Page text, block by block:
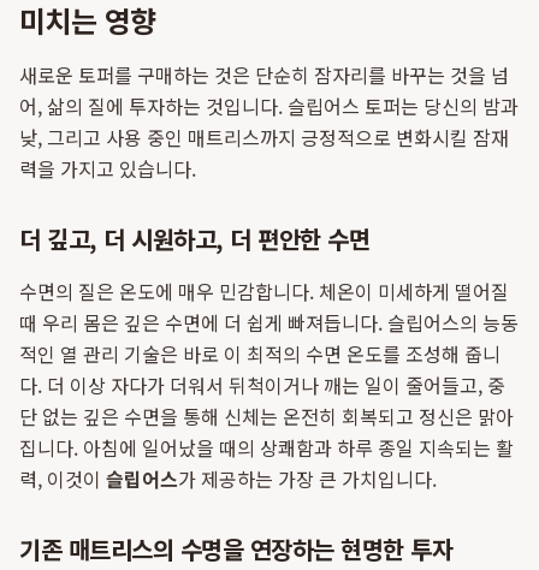
미치는 영향
새로운 토퍼를 구매하는 것은 단순히 잠자리를 바꾸는 것을 넘
어, 삶의 질에 투자하는 것입니다. 슬립어스 토퍼는 당신의 밤과
낮, 그리고 사용 중인 매트리스까지 긍정적으로 변화시킬 잠재
력을 가지고 있습니다.
더 깊고, 더 시원하고, 더 편안한 수면
수면의 질은 온도에 매우 민감합니다. 체온이 미세하게 떨어질
때 우리 몸은 깊은 수면에 더 쉽게 빠져듭니다. 슬립어스의 능동
적인 열 관리 기술은 바로 이 최적의 수면 온도를 조성해 줍니
다. 더 이상 자다가 더워서 뒤척이거나 깨는 일이 줄어들고, 중
단 없는 깊은 수면을 통해 신체는 온전히 회복되고 정신은 맑아
집니다. 아침에 일어났을 때의 상쾌함과 하루 종일 지속되는 활
력, 이것이 슬립어스가 제공하는 가장 큰 가치입니다.
기존 매트리스의 수명을 연장하는 현명한 투자